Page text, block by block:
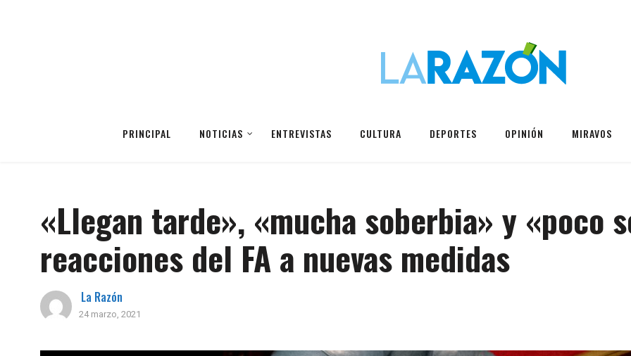
PRINCIPAL NOTICIAS ENTREVISTAS CULTURA DEPORTES OPINIÓN MIRAVOS
«Llegan tarde», «mucha soberbia» y «poco
reacciones del FA a nuevas medidas
La Razón
24 marzo, 2021